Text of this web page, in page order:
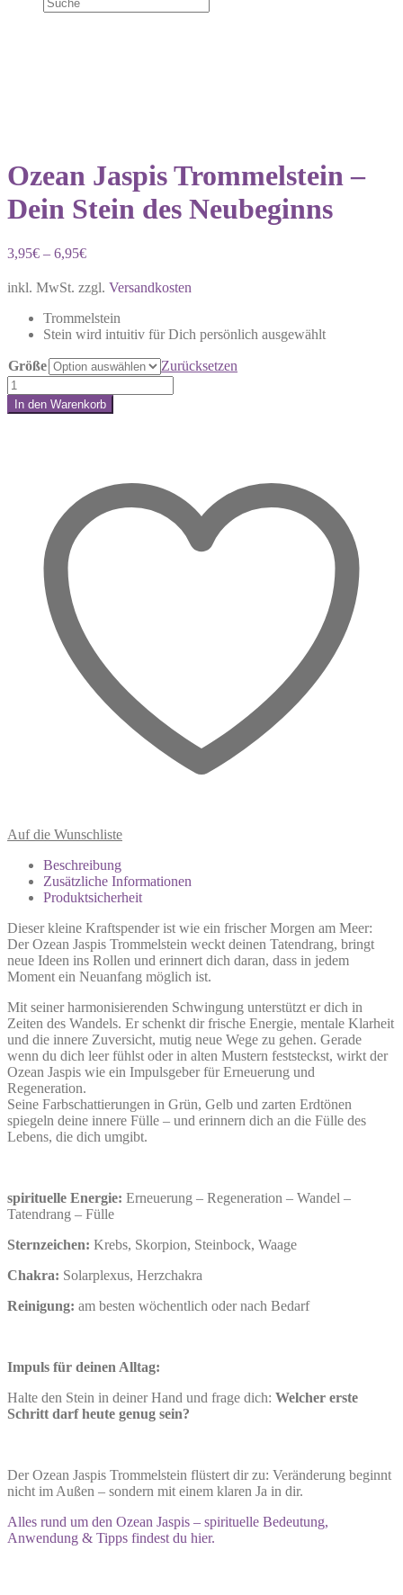
Ozean Jaspis Trommelstein –
Dein Stein des Neubeginns
3,95€ – 6,95€
inkl. MwSt. zzgl. Versandkosten
Trommelstein
Stein wird intuitiv für Dich persönlich ausgewählt
Größe
Zurücksetzen
Ozean
Jaspis
Trommelstein
In den Warenkorb
Auf die Wunschliste
Beschreibung
Zusätzliche Informationen
Produktsicherheit
Dieser kleine Kraftspender ist wie ein frischer Morgen am Meer:
Der Ozean Jaspis Trommelstein weckt deinen Tatendrang, bringt
neue Ideen ins Rollen und erinnert dich daran, dass in jedem
Moment ein Neuanfang möglich ist.
Mit seiner harmonisierenden Schwingung unterstützt er dich in
Zeiten des Wandels. Er schenkt dir frische Energie, mentale Klarheit
und die innere Zuversicht, mutig neue Wege zu gehen. Gerade
wenn du dich leer fühlst oder in alten Mustern feststeckst, wirkt der
Ozean Jaspis wie ein Impulsgeber für Erneuerung und
Regeneration.
Seine Farbschattierungen in Grün, Gelb und zarten Erdtönen
spiegeln deine innere Fülle – und erinnern dich an die Fülle des
Lebens, die dich umgibt.
spirituelle Energie: Erneuerung – Regeneration – Wandel –
Tatendrang – Fülle
Sternzeichen: Krebs, Skorpion, Steinbock, Waage
Chakra: Solarplexus, Herzchakra
Reinigung: am besten wöchentlich oder nach Bedarf
Impuls für deinen Alltag:
Halte den Stein in deiner Hand und frage dich: Welcher erste
Schritt darf heute genug sein?
Der Ozean Jaspis Trommelstein flüstert dir zu: Veränderung beginnt
nicht im Außen – sondern mit einem klaren Ja in dir.
Alles rund um den Ozean Jaspis – spirituelle Bedeutung,
Anwendung & Tipps findest du hier.